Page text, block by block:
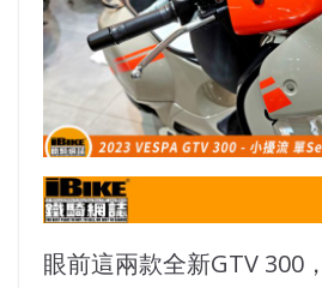
眼前這兩款全新GTV 300